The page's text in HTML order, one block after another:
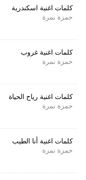
كلمات اغنية اسكندرية
حمزة نمرة
كلمات اغنية غروب
حمزة نمرة
كلمات اغنية رياح الحياة
حمزة نمرة
كلمات اغنية أنا الطيب
حمزة نمرة